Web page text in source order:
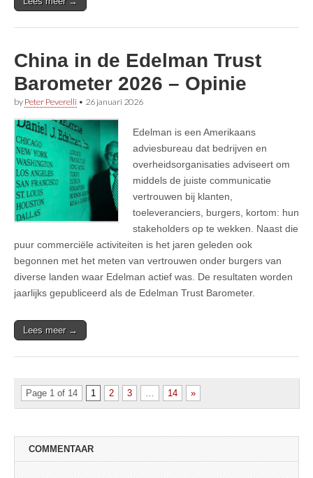
China in de Edelman Trust
Barometer 2026 – Opinie
by Peter Peverelli • 26 januari 2026
Edelman is een Amerikaans
adviesbureau dat bedrijven en
overheidsorganisaties adviseert om
middels de juiste communicatie
vertrouwen bij klanten,
toeleveranciers, burgers, kortom: hun
stakeholders op te wekken. Naast die
puur commerciële activiteiten is het jaren geleden ook
begonnen met het meten van vertrouwen onder burgers van
diverse landen waar Edelman actief was. De resultaten worden
jaarlijks gepubliceerd als de Edelman Trust Barometer.
Lees meer →
Page 1 of 14 1 2 3 14 »
COMMENTAAR